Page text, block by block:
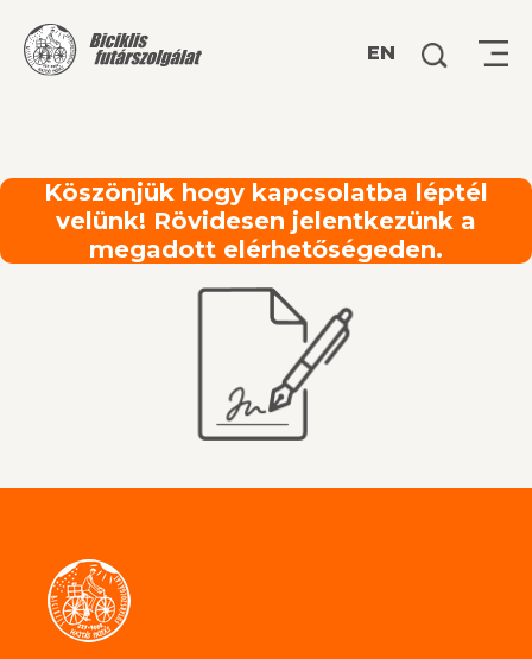
EN Keresés:
Köszönjük hogy kapcsolatba léptél
velünk! Rövidesen jelentkezünk a
megadott elérhetőségeden.